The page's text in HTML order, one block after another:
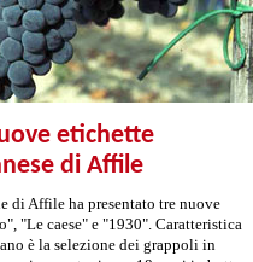
etichette
di Affile
di Affile ha presentato tre nuove
"Le caese" e "1930". Caratteristica
è la selezione dei grappoli in